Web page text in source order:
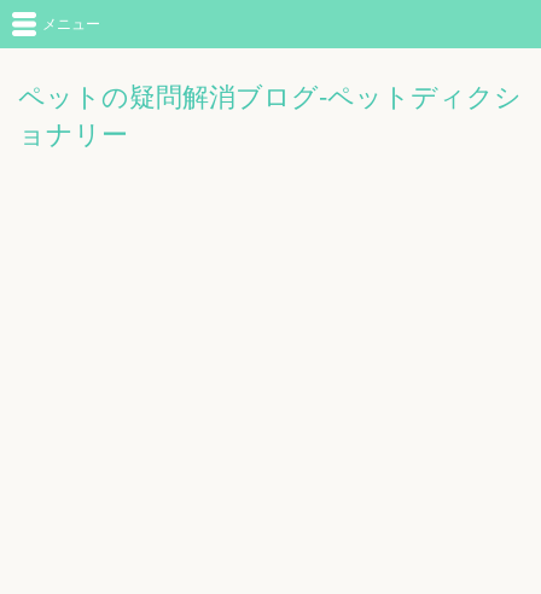
ペットの疑問解消ブログ-ペットディクシ
ョナリー
メニュー